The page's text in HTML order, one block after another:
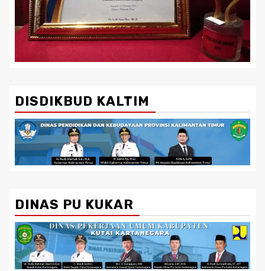
DISDIKBUD KALTIM
DINAS PU KUKAR